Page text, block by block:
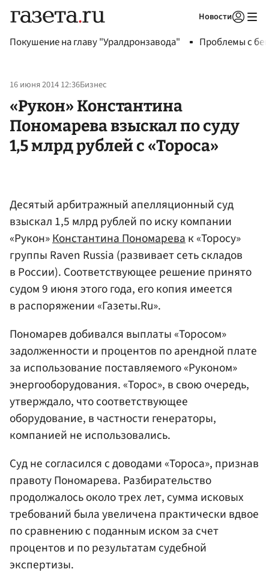
Новости
Покушение на главу "Уралдронзавода" Проблемы с
16 июня 2014 12:36Бизнес
«Рукон» Константина
Пономарева взыскал по суду
1,5 млрд рублей с «Тороса»
Десятый арбитражный апелляционный суд
взыскал 1,5 млрд рублей по иску компании
«Рукон»Константина Пономаревак «Торосу»
группы Raven Russia (развивает сеть складов
в России). Соответствующее решение принято
судом 9 июня этого года, его копия имеется
в распоряжении «Газеты.Ru».
Пономарев добивался выплаты «Торосом»
задолженности и процентов по арендной плате
за использование поставляемого «Руконом»
энергооборудования. «Торос», в свою очередь,
утверждало, что соответствующее
оборудование, в частности генераторы,
компанией не использовались.
Суд не согласился с доводами «Тороса», признав
правоту Пономарева. Разбирательство
продолжалось около трех лет, сумма исковых
требований была увеличена практически вдвое
по сравнению с поданным иском за счет
процентов и по результатам судебной
экспертизы.